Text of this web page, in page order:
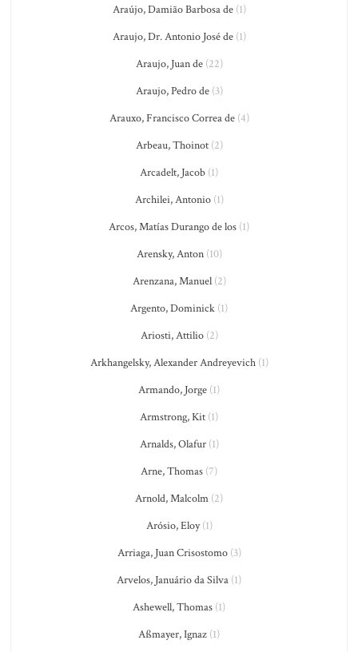
Araújo, Damião Barbosa de(1)
Araujo, Dr. Antonio José de(1)
Araujo, Juan de(22)
Araujo, Pedro de(3)
Arauxo, Francisco Correa de(4)
Arbeau, Thoinot(2)
Arcadelt, Jacob (1)
Archilei, Antonio(1)
Arcos, Matías Durango de los (1)
Arensky, Anton(10)
Arenzana, Manuel(2)
Argento, Dominick (1)
Ariosti, Attilio(2)
Arkhangelsky, Alexander Andreyevich(1)
Armando, Jorge (1)
Armstrong, Kit (1)
Arnalds, Olafur(1)
Arne, Thomas (7)
Arnold, Malcolm (2)
Arósio, Eloy(1)
Arriaga, Juan Crisostomo(3)
Arvelos, Januário da Silva (1)
Ashewell, Thomas (1)
Aßmayer, Ignaz (1)